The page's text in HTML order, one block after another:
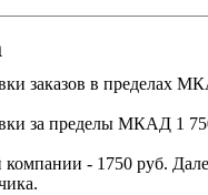
заказов в пределах
за пределы МКАД 1
компании - 1750 руб.